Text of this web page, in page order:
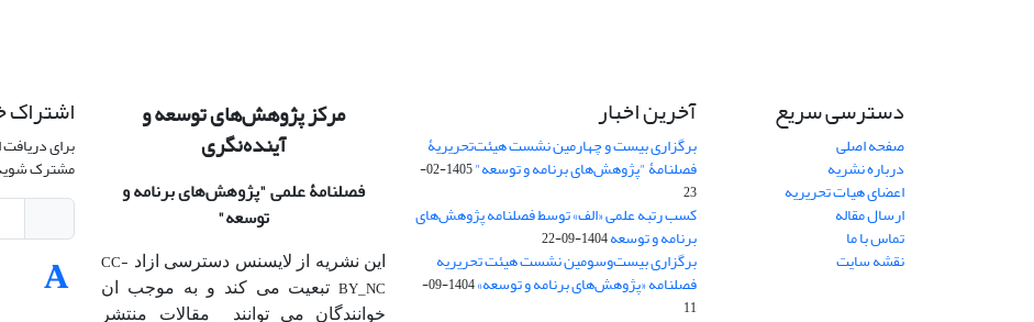
دسترسی سریع
صفحه اصلی
درباره نشریه
اعضای هیات تحریریه
ارسال مقاله
تماس با ما
نقشه سایت
آخرین اخبار
برگزاری بیست و چهارمین نشست هیئت‌تحریریۀ
فصلنامۀ "پژوهش‌های برنامه و توسعه"
1405-02-
23
کسب رتبه علمی «الف» توسط فصلنامه پژوهش‌های
برنامه و توسعه1404-09-22
برگزاری بیست‌وسومین نشست هیئت‌ تحریریه
فصلنامه «پژوهش‌های برنامه و توسعه»
1404-09-
11
مرکز پژوهش‌های توسعه و
آینده‌نگری
فصلنامۀ علمی"پژوهش‌های برنامه و
توسعه"
این نشریه از لایسنس دسترسی ازاد CC-
BY_NCتبعیت می کند و به موجب ان
خوانندگان می توانند مقالات منتشر
اشتراک
برای
مشترک